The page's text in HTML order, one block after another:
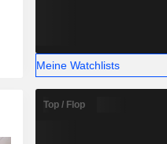
Meine Watchlists
Top / Flop